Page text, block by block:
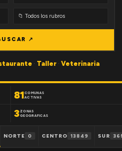
↗
· Taller · Veterinaria
81 COMUNAS
ACTIVAS
3 ZONAS
GEOGRAFICAS
NORTE 0 CENTRO 13849 SUR